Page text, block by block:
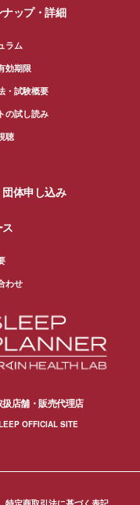
ナップ・詳細
ラム
効期限
・試験概要
の試し読み
聴
体申し込み
わせ
扱店舗・販売代理店
OFFICIAL SITE